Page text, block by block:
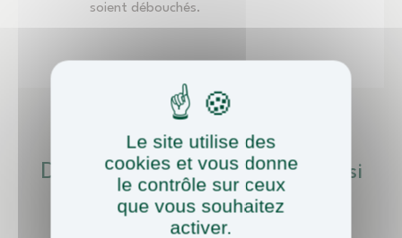
soient débouchés.
Décors & Paysages, C'est Aussi
Le site utilise des
cookies et vous donne
le contrôle sur ceux
que vous souhaitez
activer.